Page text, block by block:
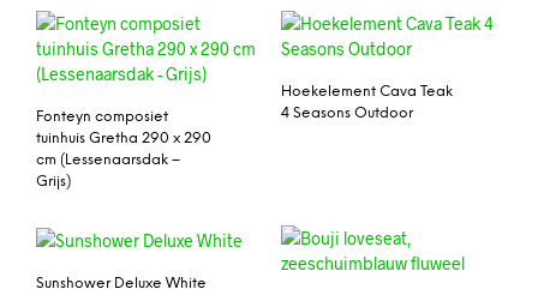
Fonteyn composiet
tuinhuis Gretha 290 x 290
cm (Lessenaarsdak –
Grijs)
Hoekelement Cava Teak
4 Seasons Outdoor
Sunshower Deluxe White